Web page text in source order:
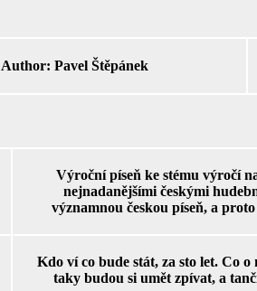
Author: Pavel Štěpánek
Výroční píseň ke stému výročí
nejnadanějšími českými
významnou českou píseň, a
Kdo ví co bude stát, za sto let. Co
taky budou si umět zpívat, a